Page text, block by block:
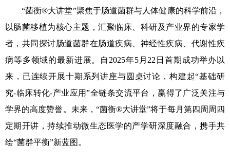
“菌衡®大讲堂”聚焦于肠道菌群与人体健康的科学前沿，
以肠菌移植为核心主题，汇聚临床、科研及产业界的专家学
者，共同探讨肠道菌群在肠道疾病、神经性疾病、代谢性疾
病等多领域的最新进展。自2025年5月22日首期成功举办以
来，已连续开展十期系列讲座与圆桌讨论，构建起“基础研
究‑临床转化‑产业应用”全链条交流平台，赢得了广泛关注与
学界的高度赞誉。未来，“菌衡®大讲堂”将于每月第四周周四
定期开讲，持续推动微生态医学的产学研深度融合，携手共
绘“菌群平衡”新蓝图。